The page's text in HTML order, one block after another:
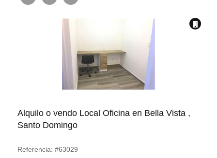
Alquilo o vendo Local Oficina en Bella Vista ,
Santo Domingo
Referencia: #63029